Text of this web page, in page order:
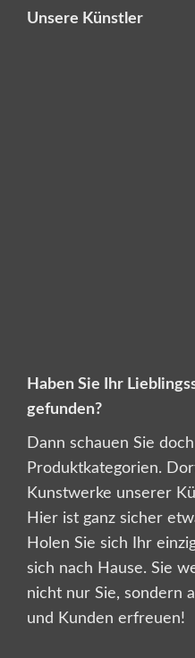
Unsere Künstler
Haben Sie Ihr
gefunden?
Dann schauen Sie
Produktkategorien.
Kunstwerke unserer
Hier ist ganz sicher
Holen Sie sich Ihr
sich nach Hause. Sie
nicht nur Sie, sondern
und Kunden erfreuen!